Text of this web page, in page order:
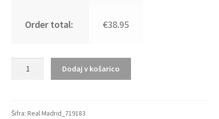
Order total: €38.95
Madrid
Dodaj v košarico
Šifra: Real Madrid_719183